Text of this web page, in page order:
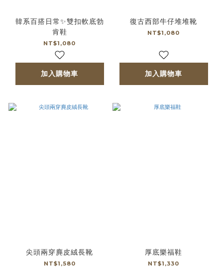
韓系百搭日常✨雙扣軟底勃
肯鞋
NT$1,080
加入購物車
復古西部牛仔堆堆靴
NT$1,080
加入購物車
尖頭兩穿麂皮絨長靴
NT$1,580
厚底樂福鞋
NT$1,330